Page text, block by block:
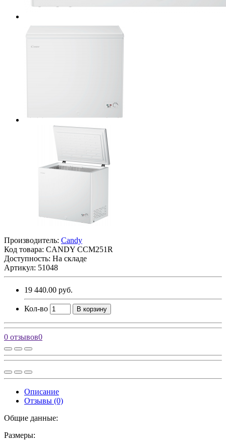
Производитель: Candy
Код товара: CANDY CCM251R
Доступность: На складе
Артикул: 51048
19 440.00 руб.
Кол-во В корзину
0 отзывов0
Описание
Отзывы (0)
Общие данные:
Размеры: